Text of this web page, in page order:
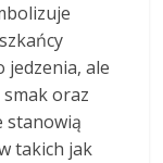
jedzenia, ale
smak oraz
stanowią
takich jak